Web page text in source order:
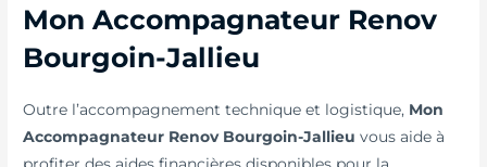
Mon Accompagnateur Renov
Bourgoin-Jallieu
Outre l’accompagnement technique et logistique, Mon
Accompagnateur Renov Bourgoin-Jallieu vous aide à
profiter des aides financières disponibles pour la